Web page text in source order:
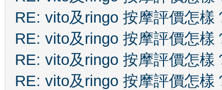
RE: vito及ringo 按摩評價怎樣
RE: vito及ringo 按摩評價怎樣
RE: vito及ringo 按摩評價怎樣
RE: vito及ringo 按摩評價怎樣